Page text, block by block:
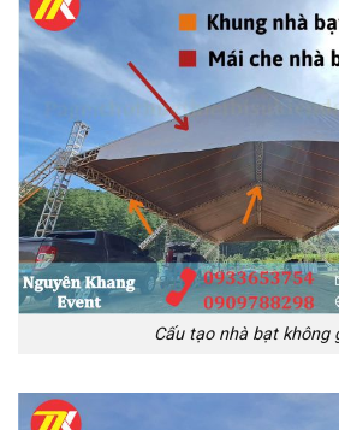
Cấu tạo nhà bạt không